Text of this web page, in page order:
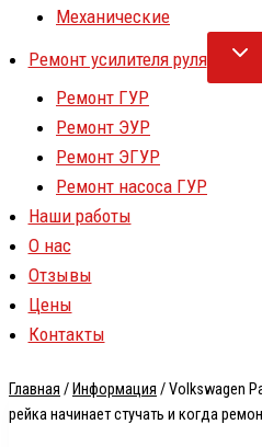
Механические
Ремонт усилителя руля
Ремонт ГУР
Ремонт ЭУР
Ремонт ЭГУР
Ремонт насоса ГУР
Наши работы
О нас
Отзывы
Цены
Контакты
Главная / Информация /Volkswagen
рейка начинает стучать и когда